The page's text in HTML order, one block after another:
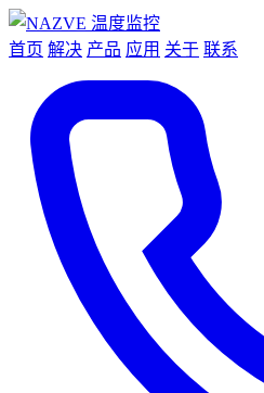
首页 解决 产品 应用 关于 联系